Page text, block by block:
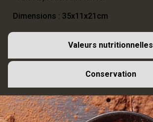
Valeurs nutritionnelles
Conservation
Dimensions : 35x11x21cm